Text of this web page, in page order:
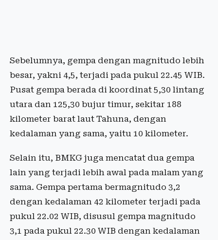
Sebelumnya, gempa dengan magnitudo lebih
besar, yakni 4,5, terjadi pada pukul 22.45 WIB.
Pusat gempa berada di koordinat 5,30 lintang
utara dan 125,30 bujur timur, sekitar 188
kilometer barat laut Tahuna, dengan
kedalaman yang sama, yaitu 10 kilometer.
Selain itu, BMKG juga mencatat dua gempa
lain yang terjadi lebih awal pada malam yang
sama. Gempa pertama bermagnitudo 3,2
dengan kedalaman 42 kilometer terjadi pada
pukul 22.02 WIB, disusul gempa magnitudo
3,1 pada pukul 22.30 WIB dengan kedalaman